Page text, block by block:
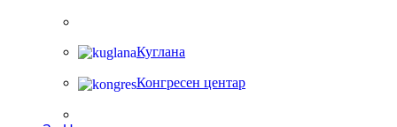
Куглана
Конгресен центар